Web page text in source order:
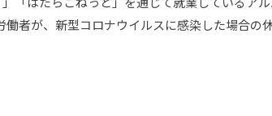
働者が、新型コロナウイルスに感染した場合の